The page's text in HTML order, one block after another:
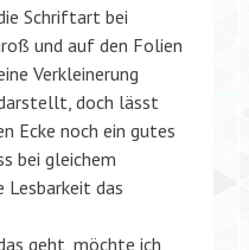
Schriftart bei
und auf den Folien
Verkleinerung
doch lässt
Ecke noch ein gutes
bei gleichem
Lesbarkeit das
geht, möchte ich